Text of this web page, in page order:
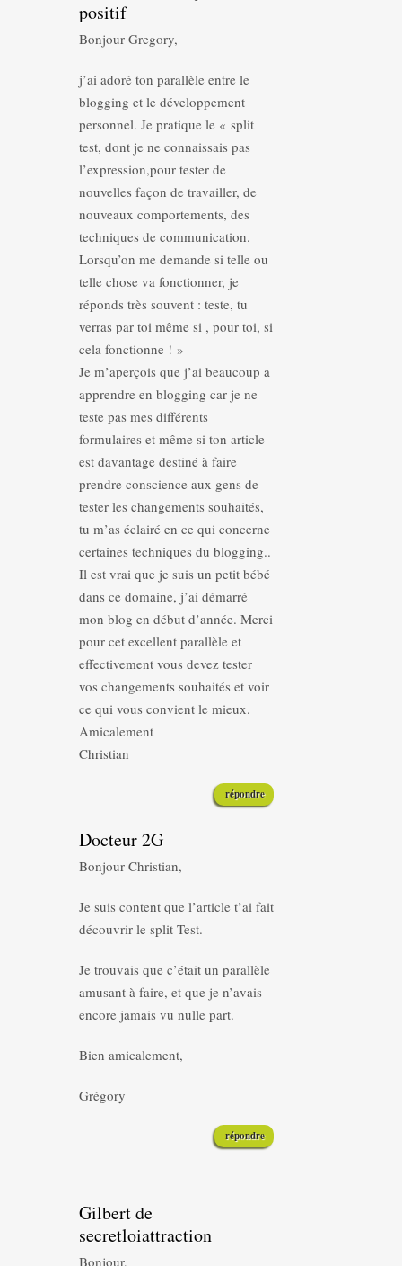
positif
Bonjour Gregory,
j’ai adoré ton parallèle entre le
blogging et le développement
personnel. Je pratique le « split
test, dont je ne connaissais pas
l’expression,pour tester de
nouvelles façon de travailler, de
nouveaux comportements, des
techniques de communication.
Lorsqu’on me demande si telle ou
telle chose va fonctionner, je
réponds très souvent : teste, tu
verras par toi même si , pour toi, si
cela fonctionne ! »
Je m’aperçois que j’ai beaucoup a
apprendre en blogging car je ne
teste pas mes différents
formulaires et même si ton article
est davantage destiné à faire
prendre conscience aux gens de
tester les changements souhaités,
tu m’as éclairé en ce qui concerne
certaines techniques du blogging..
Il est vrai que je suis un petit bébé
dans ce domaine, j’ai démarré
mon blog en début d’année. Merci
pour cet excellent parallèle et
effectivement vous devez tester
vos changements souhaités et voir
ce qui vous convient le mieux.
Amicalement
Christian
répondre
Docteur 2G
Bonjour Christian,
Je suis content que l’article t’ai fait
découvrir le split Test.
Je trouvais que c’était un parallèle
amusant à faire, et que je n’avais
encore jamais vu nulle part.
Bien amicalement,
Grégory
répondre
Gilbert de
secretloiattraction
Bonjour,